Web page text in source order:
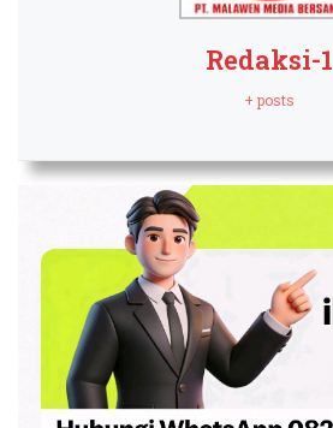
Redaksi-1
+ posts